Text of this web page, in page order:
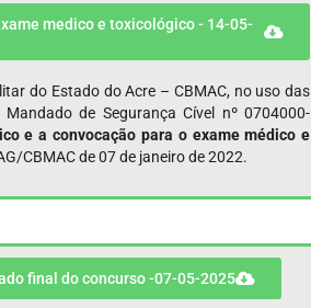
do Estado do Acre – CBMAC, no uso das
de Segurança Cível nº 0704000-
e a convocação para o exame médico e
CBMAC de 07 de janeiro de 2022.
medico e toxicológico - 14-05-
final do concurso -07-05-2025